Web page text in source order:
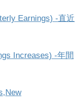
Earnings) -直近
Increases) -年間